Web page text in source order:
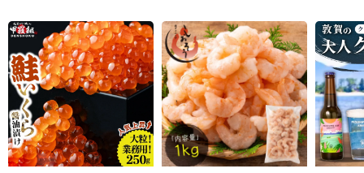
これが全て敦賀の魅力。
================================
敦賀の魅力発信サイトできました。
詳しくは、下記ページをご覧ください。
https://kuras-tsuruga.jp/
（上記URLをコピー＆ペーストしアドレスバーへ貼り付
けてご覧ください。）